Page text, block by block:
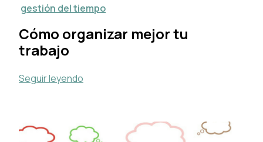
gestión del tiempo
Cómo organizar mejor tu
trabajo
Seguir leyendo